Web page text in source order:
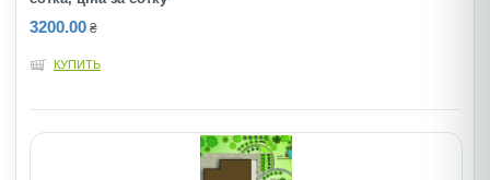
3200.00 ₴
КУПИТЬ